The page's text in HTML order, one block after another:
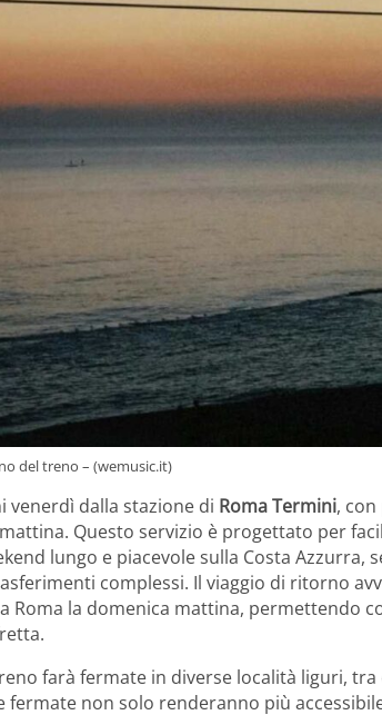
del treno – (wemusic.it)
venerdì dalla stazione di Roma Termini,
Questo servizio è progettato per
lungo e piacevole sulla Costa Azzurra,
complessi. Il viaggio di ritorno
Roma la domenica mattina, permettendo
farà fermate in diverse località liguri, tra
fermate non solo renderanno più